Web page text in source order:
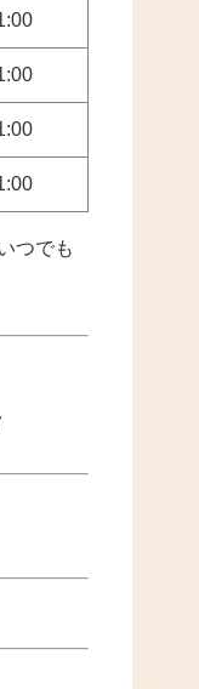
つでも